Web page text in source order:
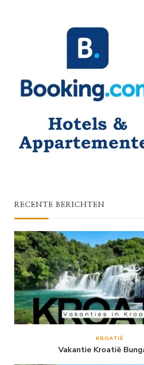
RECENTE BERICHTEN
KROATIË
Vakantie Kroatië